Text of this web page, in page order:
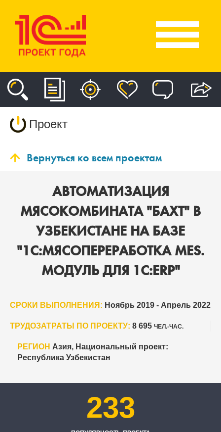
Проект
Вернуться ко всем проектам
АВТОМАТИЗАЦИЯ
МЯСОКОМБИНАТА "БАХТ" В
УЗБЕКИСТАНЕ НА БАЗЕ
"1С:МЯСОПЕРЕРАБОТКА MES.
МОДУЛЬ ДЛЯ 1С:ERP"
СРОКИ ВЫПОЛНЕНИЯ: Ноябрь 2019 - Апрель 2022
ТРУДОЗАТРАТЫ ПО ПРОЕКТУ: 8 695 ЧЕЛ.-ЧАС.
РЕГИОН Азия, Национальный проект:
Республика Узбекистан
233